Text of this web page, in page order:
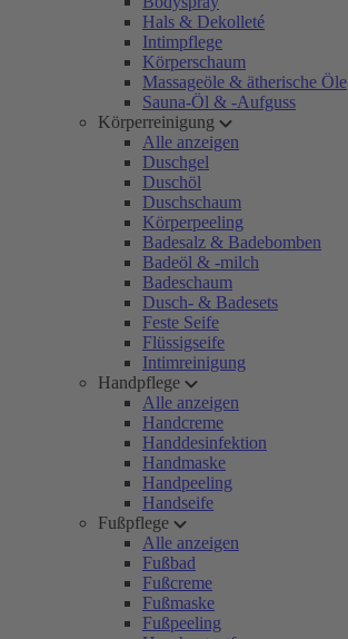
Hals & Dekolleté
Intimpflege
Körperschaum
Massageöle & ätherische Öle
Sauna-Öl & -Aufguss
Körperreinigung
Alle anzeigen
Duschgel
Duschöl
Duschschaum
Körperpeeling
Badesalz & Badebomben
Badeöl & -milch
Badeschaum
Dusch- & Badesets
Feste Seife
Flüssigseife
Intimreinigung
Handpflege
Alle anzeigen
Handcreme
Handdesinfektion
Handmaske
Handpeeling
Handseife
Fußpflege
Alle anzeigen
Fußbad
Fußcreme
Fußmaske
Fußpeeling